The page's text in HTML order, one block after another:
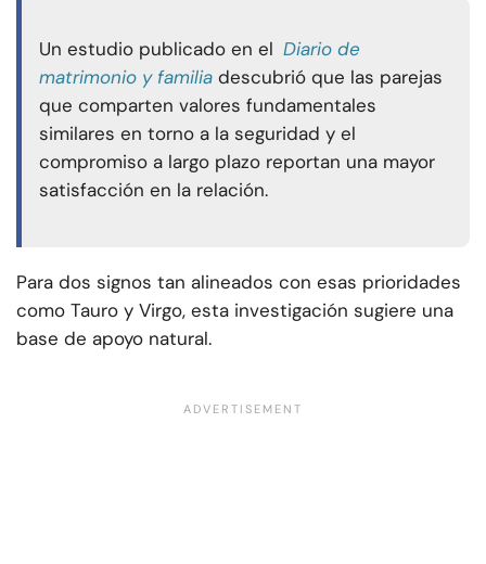
Un estudio publicado en el Diario de
matrimonio y familia descubrió que las parejas
que comparten valores fundamentales
similares en torno a la seguridad y el
compromiso a largo plazo reportan una mayor
satisfacción en la relación.
Para dos signos tan alineados con esas prioridades
como Tauro y Virgo, esta investigación sugiere una
base de apoyo natural.